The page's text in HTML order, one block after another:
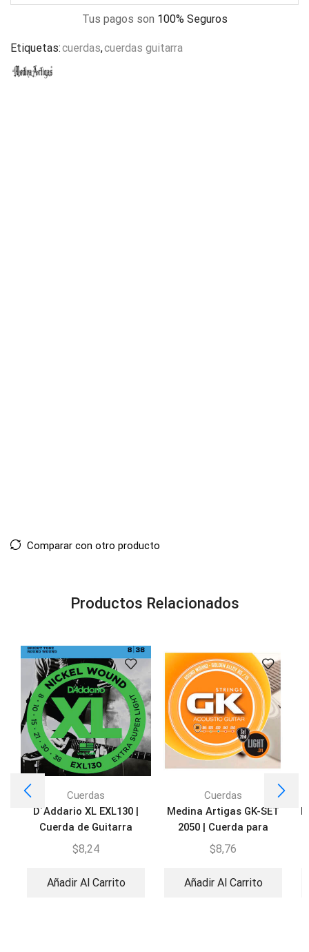
Tus pagos son 100% Seguros
Etiquetas:cuerdas,cuerdas guitarra
Comparar con otro producto
Productos Relacionados
Cuerdas
D´Addario XL EXL130 |
Cuerda de Guitarra
Eléctrica
$8,24
Añadir Al Carrito
Cuerdas
Medina Artigas GK-SET
2050 | Cuerda para
Guitarra
$8,76
Añadir Al Carrito